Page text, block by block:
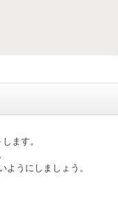
ます。
うにしましょう。